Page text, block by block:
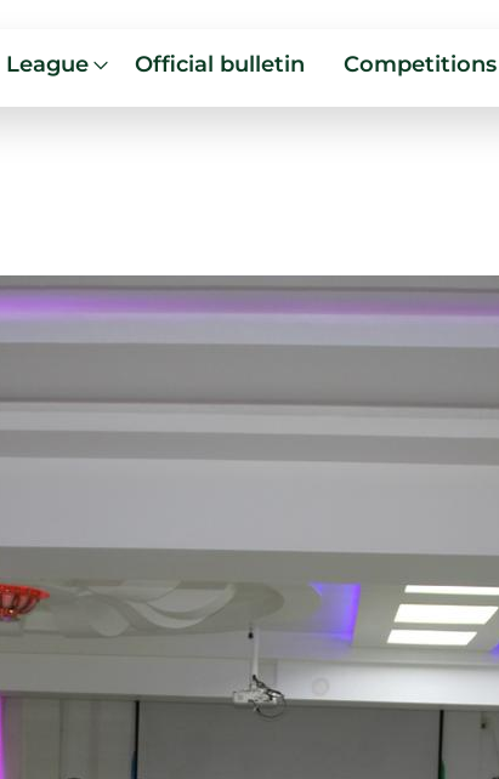
League Official bulletin Competitions